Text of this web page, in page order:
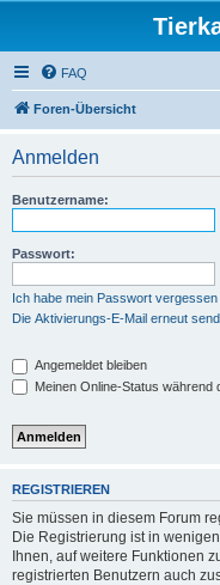
FAQ
Foren-Übersicht
Anmelden
Benutzername:
Passwort:
Ich habe mein Passwort vergessen
Die Aktivierungs-E-Mail erneut
Angemeldet bleiben
Meinen Online-Status während
REGISTRIEREN
Sie müssen in diesem Forum
Die Registrierung ist in
Ihnen, auf weitere Funktionen
registrierten Benutzern auch